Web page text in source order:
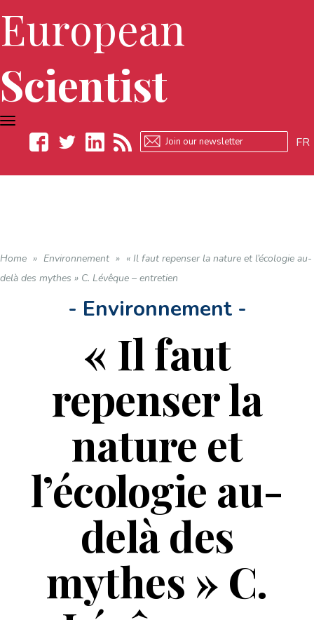
European
Scientist
FR
TOGGLE
NAVIGATION
Home » Environnement » « Il faut repenser la nature et l’écologie au-
delà des mythes » C. Lévêque – entretien
- Environnement -
« Il faut
repenser la
nature et
l’écologie au-
delà des
mythes » C.